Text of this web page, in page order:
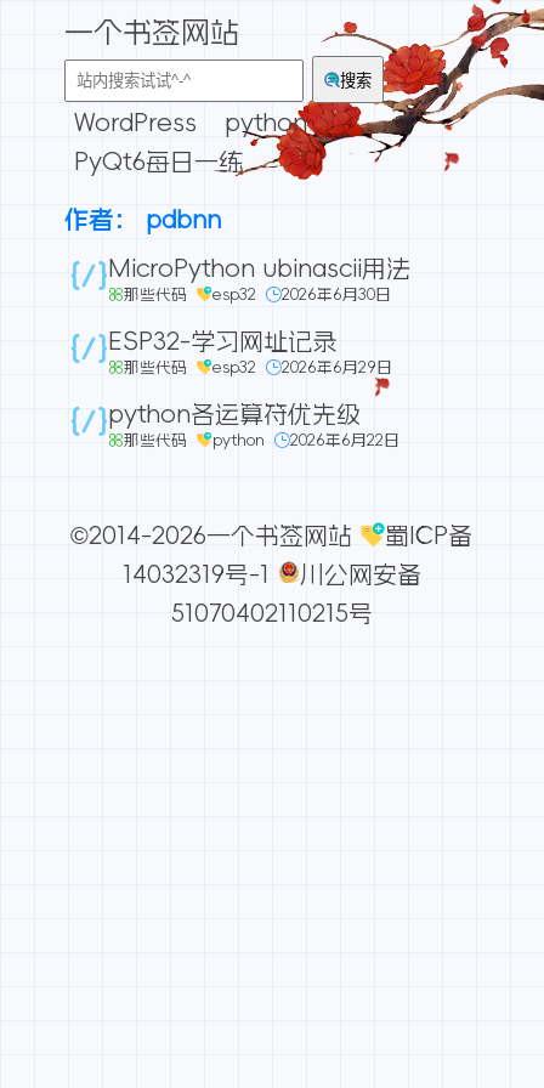
一个书签网站
搜索
WordPress
python
PyQt6每日一练
作者： pdbnn
MicroPython ubinascii用法
那些代码 esp32 2026年6月30日
ESP32-学习网址记录
那些代码 esp32 2026年6月29日
python各运算符优先级
那些代码 python 2026年6月22日
©2014-2026一个书签网站
蜀ICP备
14032319号-1
川公网安备
51070402110215号